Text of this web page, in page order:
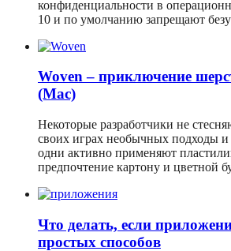
конфиденциальности в
10 и по умолчанию запрещают
Woven – приключение
(Mac)
Некоторые разработчики не
своих играх необычных подходы
одни активно применяют
предпочтение картону и цветной
Что делать, если
простых способов